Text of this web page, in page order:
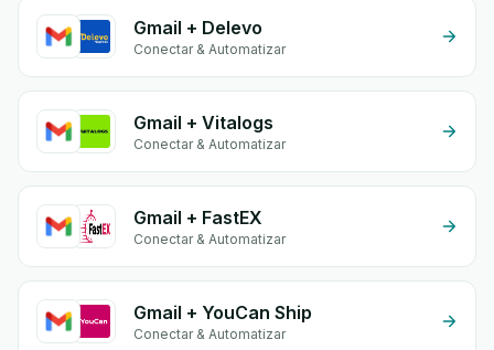
Gmail + Delevo
Conectar & Automatizar
Gmail + Vitalogs
Conectar & Automatizar
Gmail + FastEX
Conectar & Automatizar
Gmail + YouCan Ship
Conectar & Automatizar